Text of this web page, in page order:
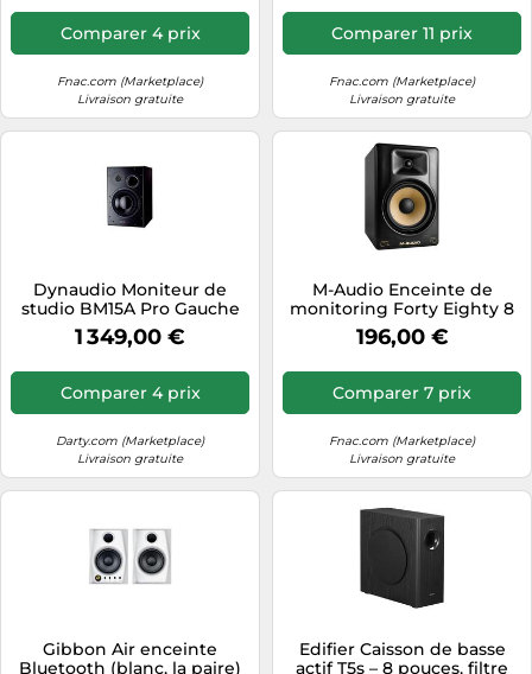
Comparer 4 prix
Fnac.com (Marketplace)
Livraison gratuite
Comparer 11 prix
Fnac.com (Marketplace)
Livraison gratuite
Dynaudio Moniteur de
studio BM15A Pro Gauche
1 349,00 €
Comparer 4 prix
Darty.com (Marketplace)
Livraison gratuite
M-Audio Enceinte de
monitoring Forty Eighty 8
pouces – DSP, égaliseur,
appli de contrôle,
196,00 €
Comparer 7 prix
Fnac.com (Marketplace)
Livraison gratuite
Gibbon Air enceinte
Bluetooth (blanc, la paire)
Edifier Caisson de basse
actif T5s – 8 pouces, filtre